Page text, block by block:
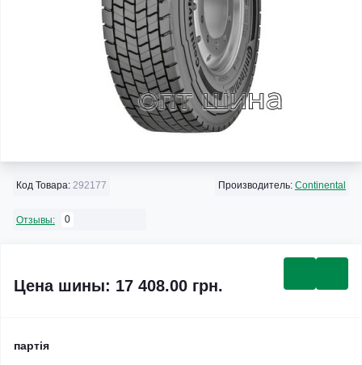
Код Товара: 292177 Производитель: Continental
Отзывы: 0
Цена шины: 17 408.00 грн.
партія